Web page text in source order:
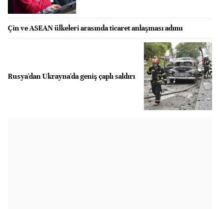
Çin ve ASEAN ülkeleri arasında ticaret anlaşması adımı
Rusya'dan Ukrayna'da geniş çaplı saldırı